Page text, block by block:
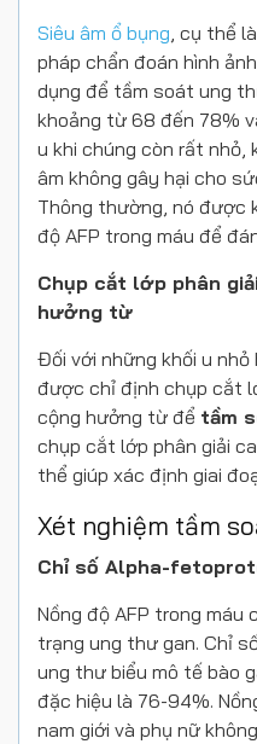
Siêu âm ổ bụng, cụ thể
pháp chẩn đoán hình
dụng để tầm soát ung
khoảng từ 68 đến 78%
u khi chúng còn rất nhỏ,
âm không gây hại cho
Thông thường, nó được
độ AFP trong máu để
Chụp cắt lớp phân
hưởng từ
Đối với những khối u nhỏ
được chỉ định chụp cắt
cộng hưởng từ để tầm
chụp cắt lớp phân giải
thể giúp xác định giai
Xét nghiệm tầm
Chỉ số Alpha-
Nồng độ AFP trong máu
trạng ung thư gan. Chỉ
ung thư biểu mô tế bào
đặc hiệu là 76-94%.
nam giới và phụ nữ